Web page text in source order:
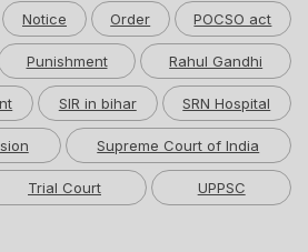
Notice Order POCSO act
Punishment Rahul Gandhi
SIR in bihar SRN Hospital
Supreme Court of India
Trial Court UPPSC